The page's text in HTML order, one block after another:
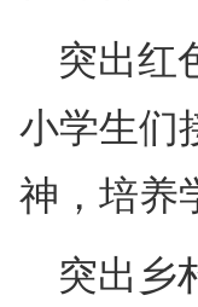
突出红
小学生们
神，培养
突出乡